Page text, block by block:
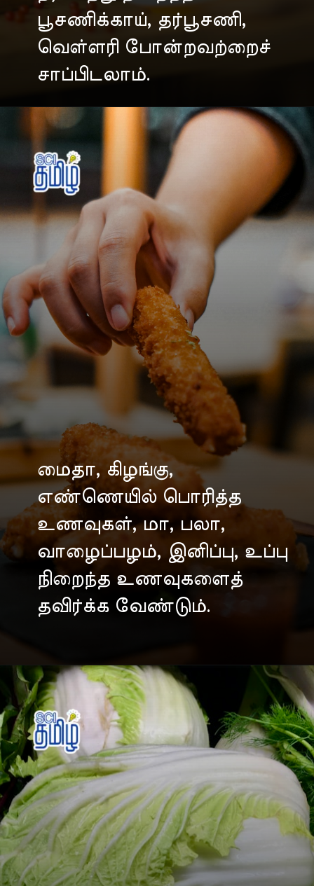
பூசணிக்காய், தர்பூசணி,
வெள்ளரி போன்றவற்றைச்
சாப்பிடலாம்.
மைதா, கிழங்கு,
எண்ணெயில் பொரித்த
உணவுகள், மா, பலா,
வாழைப்பழம், இனிப்பு, உப்பு
நிறைந்த உணவுகளைத்
தவிர்க்க வேண்டும்.